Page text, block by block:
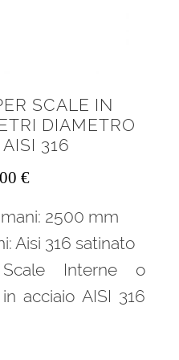
SCALE IN
DIAMETRO
316
€
2500 mm
Aisi 316 satinato
Interne o
acciaio AISI 316